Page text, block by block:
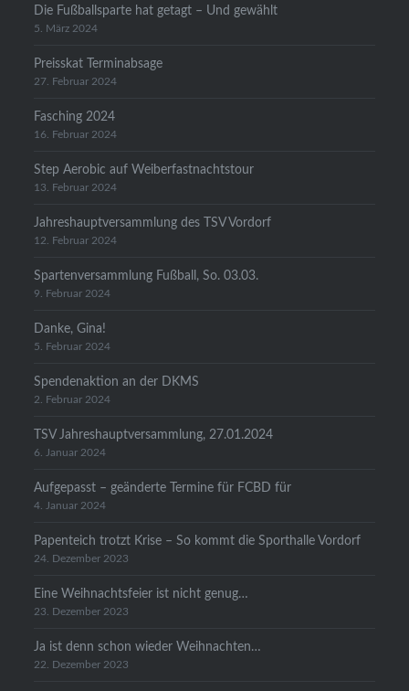
Die Fußballsparte hat getagt – Und gewählt
5. März 2024
Preisskat Terminabsage
27. Februar 2024
Fasching 2024
16. Februar 2024
Step Aerobic auf Weiberfastnachtstour
13. Februar 2024
Jahreshauptversammlung des TSV Vordorf
12. Februar 2024
Spartenversammlung Fußball, So. 03.03.
9. Februar 2024
Danke, Gina!
5. Februar 2024
Spendenaktion an der DKMS
2. Februar 2024
TSV Jahreshauptversammlung, 27.01.2024
6. Januar 2024
Aufgepasst – geänderte Termine für FCBD für
4. Januar 2024
Papenteich trotzt Krise – So kommt die Sporthalle Vordorf
24. Dezember 2023
Eine Weihnachtsfeier ist nicht genug…
23. Dezember 2023
Ja ist denn schon wieder Weihnachten…
22. Dezember 2023